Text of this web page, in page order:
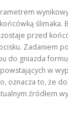
ślimaka.
przed
Zadaniem
do gniazda
w
oznacza to, że
źródłem